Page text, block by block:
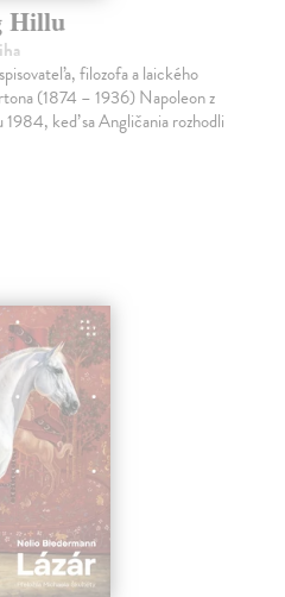
Hillu
filozofa a laického
(1874 – 1936) Napoleon z
keď sa Angličania rozhodli